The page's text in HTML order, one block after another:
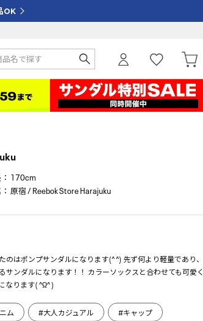
OK
170cm
原宿 / Reebok Store Harajuku
のはポンプサンダルになります(^ ^) 先ず何より軽量であり、
サンダルになります！！ カラーソックスと合わせても可愛く
なります( ^ω^ )
ム #大人カジュアル #キャップ